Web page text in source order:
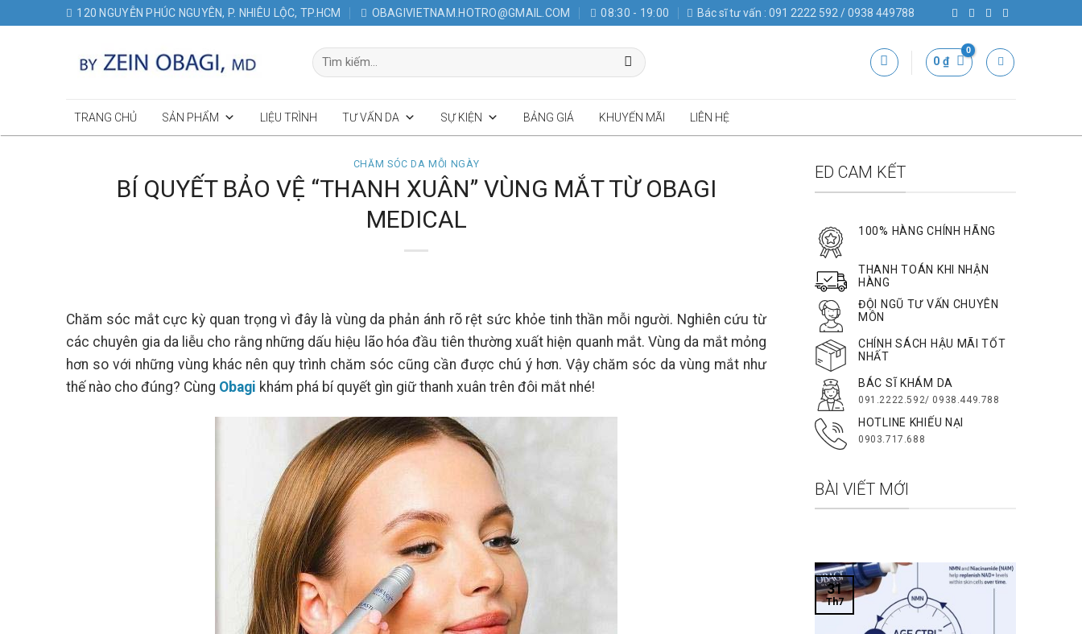
120 NGUYỄN PHÚC NGUYÊN, P. NHIÊU LỘC, TP.HCM OBAGIVIETNAM.HOTRO@GMAIL.COM 08:30 - 19:00 Bác sĩ tư vấn : 091 2222 592 / 0938 449788
Tìm
kiếm:
0₫
TRANG CHỦ SẢN PHẨM LIỆU TRÌNH TƯ VẤN DA SỰ KIỆN BẢNG GIÁ KHUYẾN MÃI LIÊN HỆ
CHĂM SÓC DA MỖI NGÀY
BÍ QUYẾT BẢO VỆ “THANH XUÂN” VÙNG MẮT TỪ OBAGI
MEDICAL
Chăm sóc mắt cực kỳ quan trọng vì đây là vùng da phản ánh rõ rệt sức khỏe tinh thần mỗi người. Nghiên cứu từ
các chuyên gia da liễu cho rằng những dấu hiệu lão hóa đầu tiên thường xuất hiện quanh mắt. Vùng da mắt mỏng
hơn so với những vùng khác nên quy trình chăm sóc cũng cần được chú ý hơn. Vậy chăm sóc da vùng mắt như
thế nào cho đúng? Cùng Obagi khám phá bí quyết gìn giữ thanh xuân trên đôi mắt nhé!
ED CAM KẾT
100% HÀNG CHÍNH HÃNG
THANH TOÁN KHI NHẬN
HÀNG
ĐỘI NGŨ TƯ VẤN CHUYÊN
MÔN
CHÍNH SÁCH HẬU MÃI TỐT
NHẤT
BÁC SĨ KHÁM DA
091.2222.592/ 0938.449.788
HOTLINE KHIẾU NẠI
0903.717.688
BÀI VIẾT MỚI
31
Th7